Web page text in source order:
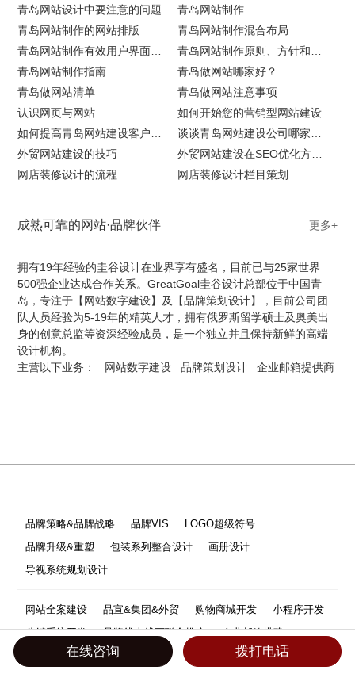
青岛网站设计中要注意的问题
青岛网站制作
青岛网站制作的网站排版
青岛网站制作混合布局
青岛网站制作指南
青岛做网站哪家好？
青岛做网站清单
青岛做网站注意事项
认识网页与网站
如何开始您的营销型网站建设
外贸网站建设的技巧
网店装修设计的流程
网店装修设计栏目策划
成熟可靠的网站·品牌伙伴 更多+
拥有19年经验的圭谷设计在业界享有盛名，目前已与25家世界
500强企业达成合作关系。GreatGoal圭谷设计总部位于中国青
岛，专注于【网站数字建设】及【品牌策划设计】，目前公司团
队人员经验为5-19年的精英人才，拥有俄罗斯留学硕士及奥美出
身的创意总监等资深经验成员，是一个独立并且保持新鲜的高端
设计机构。
主营以下业务： 网站数字建设 品牌策划设计 企业邮箱提供商
在线咨询 拨打电话
品牌策略&品牌战略 品牌VIS
LOGO超级符号
品牌升级&重塑
包装系列整合设计
画册设计
导视系统规划设计
网站全案建设 品宣&集团&外贸 购物商城开发
小程序开发
分销系统开发
品牌线上线下联合推广
企业邮箱搭建
设计开发运营维护一体化
域名&服务器&备案